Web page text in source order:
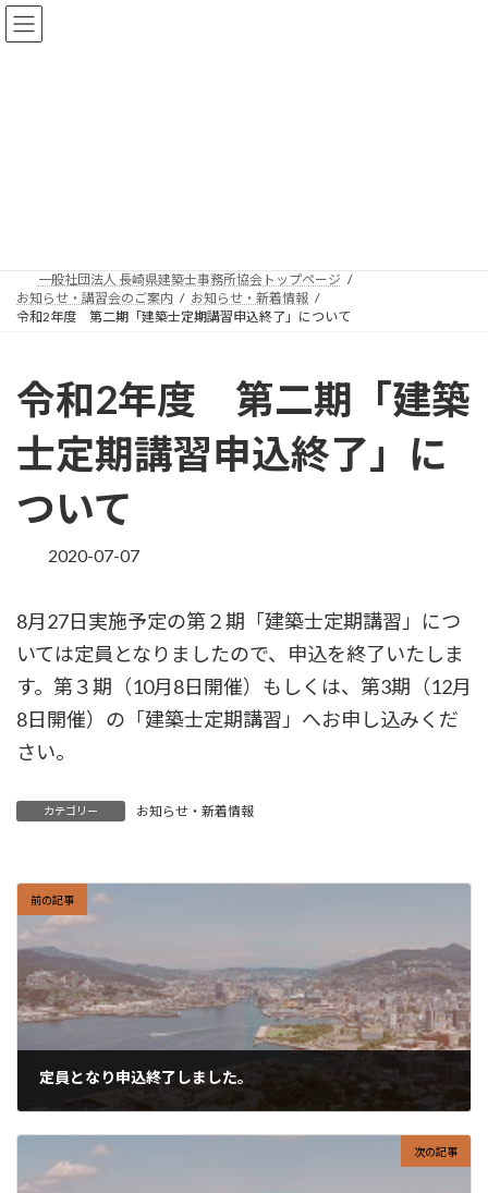
コ
ン
プ
ナ
ビ
動
一般社団法人 長崎県建築士事務所協会トップページ
お知らせ・講習会のご案内
お知らせ・新着情報
令和2年度 第二期「建築士定期講習申込終了」について
令和2年度 第二期「建築
士定期講習申込終了」に
ついて
2020-07-07
8月27日実施予定の第２期「建築士定期講習」につ
いては定員となりましたので、申込を終了いたしま
す。第３期（10月8日開催）もしくは、第3期（12月
8日開催）の「建築士定期講習」へお申し込みくだ
さい。
カテゴリー お知らせ・新着情報
前の記事
定員となり申込終了しました。
次の記事